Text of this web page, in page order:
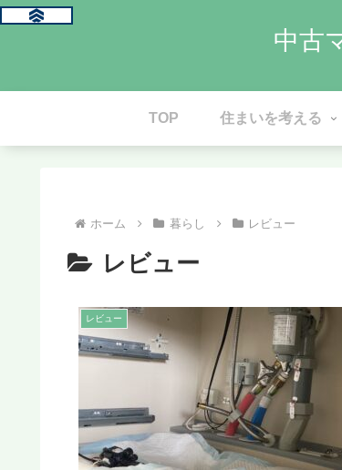
中古
TOP 住まいを考える
ホーム 暮らし レビュー
レビュー
レビュー